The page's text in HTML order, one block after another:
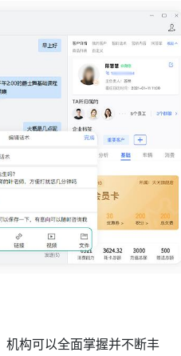
机构可以全面掌握并不断丰